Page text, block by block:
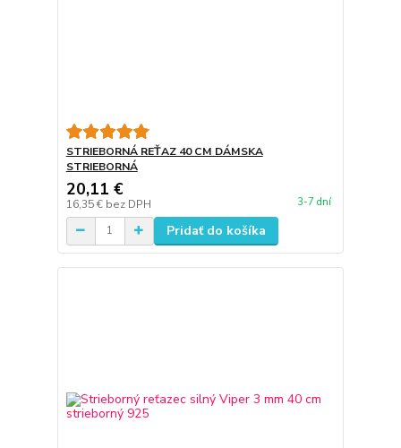
STRIEBORNÁ REŤAZ 40 CM DÁMSKA
STRIEBORNÁ
20,11 €
16,35 € bez DPH 3-7 dní
Pridať do košíka